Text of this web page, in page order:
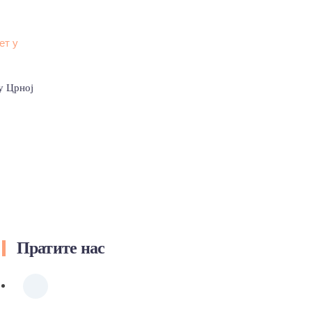
Црној
Пратите нас